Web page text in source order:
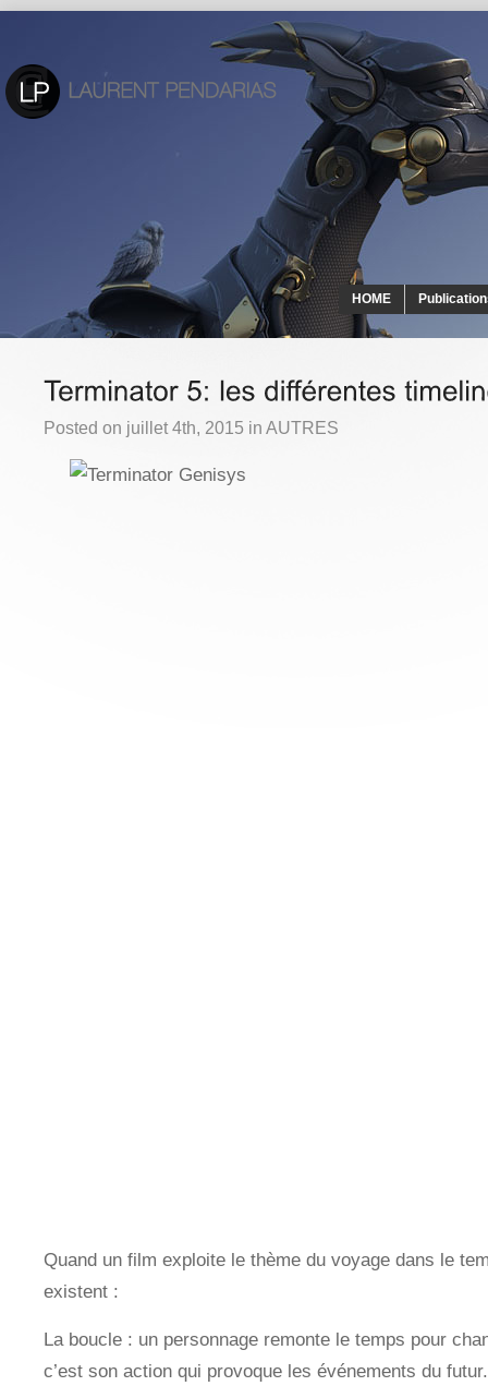
HOME
Posted on juillet 4th, 2015 in AUTRES
Quand un film exploite le thème du voyage dans le
existent :
La boucle : un personnage remonte le temps pour
c’est son action qui provoque les événements du